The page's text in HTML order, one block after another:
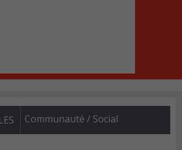
Communauté / Social